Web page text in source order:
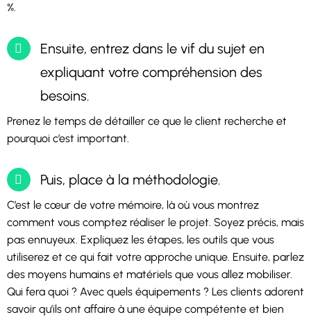
%.
Ensuite, entrez dans le vif du sujet en
expliquant votre compréhension des
besoins.
Prenez le temps de détailler ce que le client recherche et
pourquoi c’est important.
Puis, place à la méthodologie.
C’est le cœur de votre mémoire, là où vous montrez
comment vous comptez réaliser le projet. Soyez précis, mais
pas ennuyeux. Expliquez les étapes, les outils que vous
utiliserez et ce qui fait votre approche unique. Ensuite, parlez
des moyens humains et matériels que vous allez mobiliser.
Qui fera quoi ? Avec quels équipements ? Les clients adorent
savoir qu’ils ont affaire à une équipe compétente et bien